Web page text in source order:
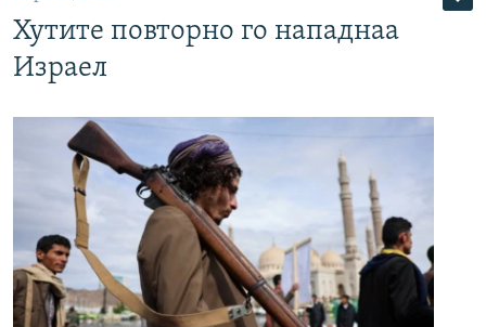
Хутите повторно го нападнаа
Израел